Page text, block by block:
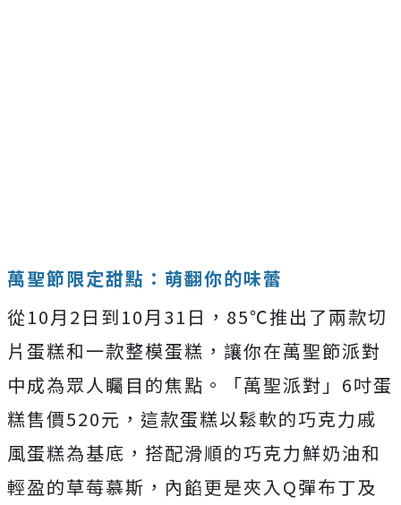
萬聖節限定甜點：萌翻你的味蕾
從10月2日到10月31日，85℃推出了兩款切
片蛋糕和一款整模蛋糕，讓你在萬聖節派對
中成為眾人矚目的焦點。「萬聖派對」6吋蛋
糕售價520元，這款蛋糕以鬆軟的巧克力戚
風蛋糕為基底，搭配滑順的巧克力鮮奶油和
輕盈的草莓慕斯，內餡更是夾入Q彈布丁及